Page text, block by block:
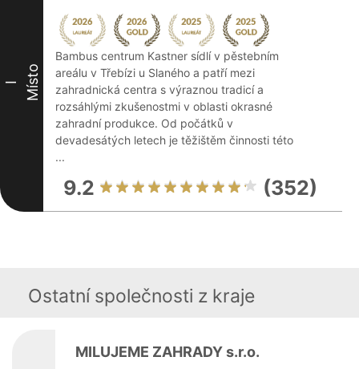
I Místo
Bambus centrum Kastner sídlí v pěstebním
areálu v Třebízi u Slaného a patří mezi
zahradnická centra s výraznou tradicí a
rozsáhlými zkušenostmi v oblasti okrasné
zahradní produkce. Od počátků v
devadesátých letech je těžištěm činnosti této
...
9.2 (352)
Ostatní společnosti z kraje
MILUJEME ZAHRADY s.r.o.